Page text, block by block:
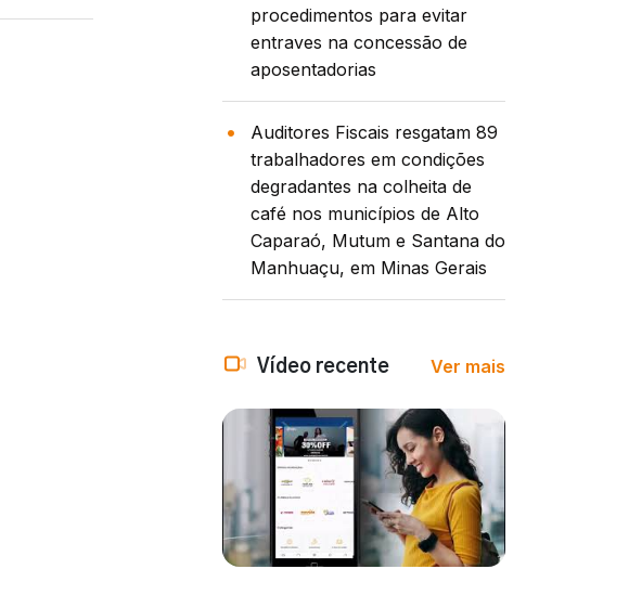
procedimentos para evitar
entraves na concessão de
aposentadorias
Auditores Fiscais resgatam 89
trabalhadores em condições
degradantes na colheita de
café nos municípios de Alto
Caparaó, Mutum e Santana do
Manhuaçu, em Minas Gerais
Vídeo recente Ver mais